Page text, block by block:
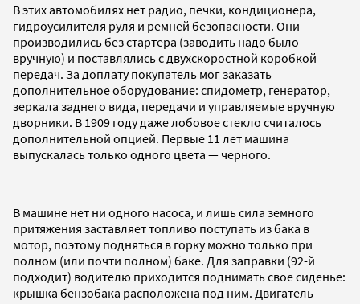
В этих автомобилях нет радио, печки, кондиционера,
гидроусилителя руля и ремней безопасности. Они
производились без стартера (заводить надо было
вручную) и поставлялись с двухскоростной коробкой
передач. За доплату покупатель мог заказать
дополнительное оборудование: спидометр, генератор,
зеркала заднего вида, передачи и управляемые вручную
дворники. В 1909 году даже лобовое стекло считалось
дополнительной опцией. Первые 11 лет машина
выпускалась только одного цвета — черного.
В машине нет ни одного насоса, и лишь сила земного
притяжения заставляет топливо поступать из бака в
мотор, поэтому подняться в горку можно только при
полном (или почти полном) баке. Для заправки (92-й
подходит) водителю приходится поднимать свое сиденье:
крышка бензобака расположена под ним. Двигатель